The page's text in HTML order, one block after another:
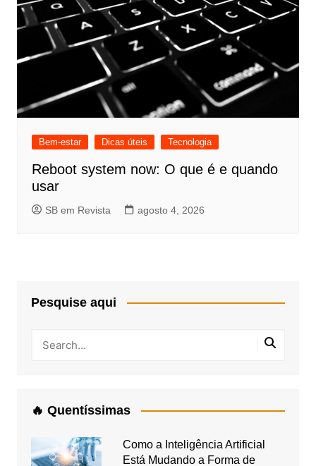
Bem-estar Dicas úteis Tecnologia
Reboot system now: O que é e quando
usar
SB em Revista agosto 4, 2026
Pesquise aqui
🔥 Quentíssimas
Como a Inteligência Artificial
Está Mudando a Forma de